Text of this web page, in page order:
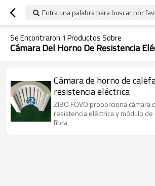
Entra una palabra para buscar por
Se Encontraron 1 Productos Sobre
Cámara Del Horno De Resistencia
Cámara de horno de
resistencia eléctrica
ZIBO FOVO proporciona cámara
resistencia eléctrica y módulo
fibra,